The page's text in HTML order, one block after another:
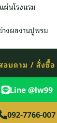
ผ่นโรงแรม
างผลงานปูพรม
อบถาม / สั่งซื้อ
Line @lw99
092-7766-007